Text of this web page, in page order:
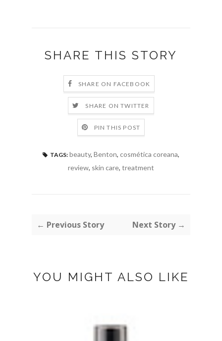
SHARE THIS STORY
SHARE ON FACEBOOK
SHARE ON TWITTER
PIN THIS POST
TAGS: beauty, Benton, cosmética coreana,
review, skin care, treatment
← Previous Story Next Story →
YOU MIGHT ALSO LIKE